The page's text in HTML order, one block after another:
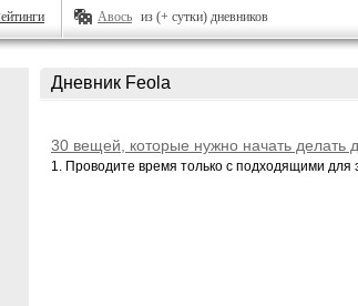
Авось из (+ сутки) дневников
Дневник Feola
30 вещей, которые нужно начать делать
1. Проводите время только с подходящими